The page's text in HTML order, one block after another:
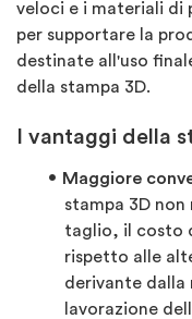
veloci e i materiali di
per supportare la
destinate all'uso
della stampa 3D.
I vantaggi della
Maggiore
stampa 3D
taglio, il costo
rispetto alle
derivante dalla
lavorazione